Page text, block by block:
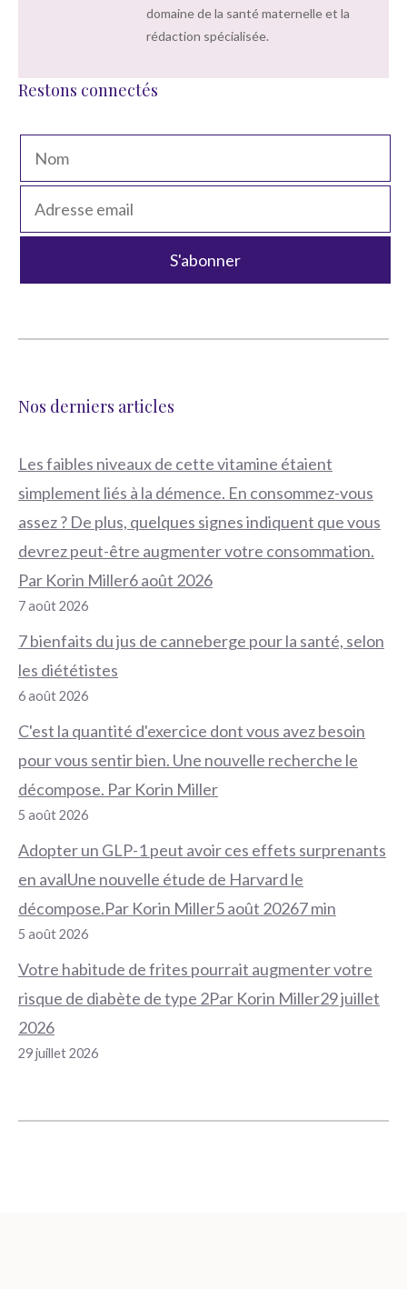
domaine de la santé maternelle et la
rédaction spécialisée.
Restons connectés
Nos derniers articles
Les faibles niveaux de cette vitamine étaient
simplement liés à la démence. En consommez-vous
assez ? De plus, quelques signes indiquent que vous
devrez peut-être augmenter votre consommation.
Par Korin Miller6 août 2026
7 août 2026
7 bienfaits du jus de canneberge pour la santé, selon
les diététistes
6 août 2026
C'est la quantité d'exercice dont vous avez besoin
pour vous sentir bien. Une nouvelle recherche le
décompose. Par Korin Miller
5 août 2026
Adopter un GLP-1 peut avoir ces effets surprenants
en avalUne nouvelle étude de Harvard le
décompose.Par Korin Miller5 août 20267 min
5 août 2026
Votre habitude de frites pourrait augmenter votre
risque de diabète de type 2Par Korin Miller29 juillet
2026
29 juillet 2026